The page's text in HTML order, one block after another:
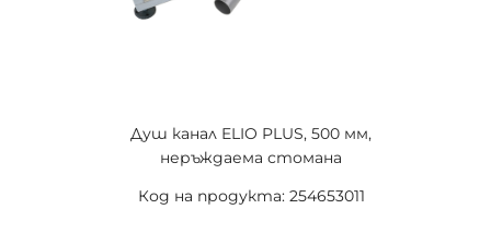
Душ канал ELIO PLUS, 500 мм,
неръждаема стомана
Код на продукта: 254653011